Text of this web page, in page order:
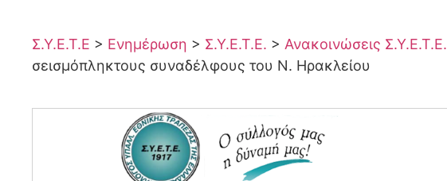
Σ.Υ.Ε.Τ.Ε > Ενημέρωση > Σ.Υ.Ε.Τ.Ε. > Ανακοινώσεις Σ.Υ.Ε.Τ.Ε.
σεισμόπληκτους συναδέλφους του Ν. Ηρακλείου